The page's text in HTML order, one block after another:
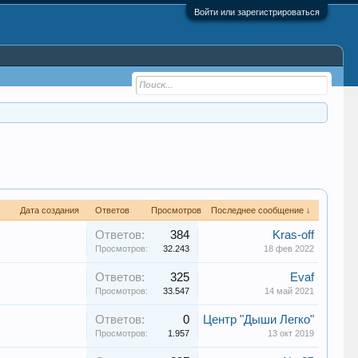
Войти или зарегистрироваться
Дата создания Ответов Просмотров Последнее сообщение ↓
Ответов: 384
Просмотров: 32.243
Kras-off
18 фев 2022
Ответов: 325
Просмотров: 33.547
Еvaf
14 май 2021
Ответов: 0
Просмотров: 1.957
Центр "Дыши Легко"
13 окт 2019